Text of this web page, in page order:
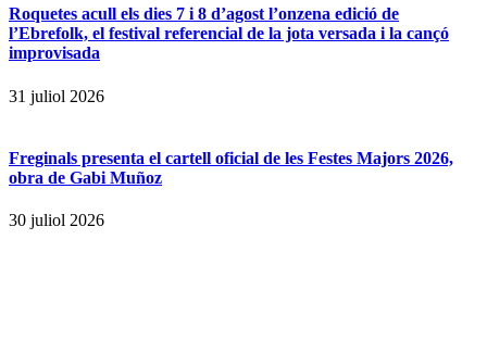
Roquetes acull els dies 7 i 8 d’agost l’onzena edició de
l’Ebrefolk, el festival referencial de la jota versada i la cançó
improvisada
31 juliol 2026
Freginals presenta el cartell oficial de les Festes Majors 2026,
obra de Gabi Muñoz
30 juliol 2026